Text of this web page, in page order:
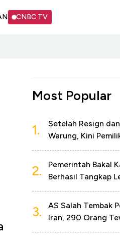
CNBC TV
Most Popular
1.
Setelah Resign
Warung, Kini
2.
Pemerintah Bakal
Berhasil Tangkap
3.
AS Salah Tembak
Iran, 290 Orang